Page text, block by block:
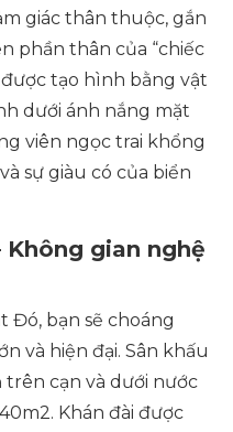
giác thân thuộc, gắn
phần thân của “chiếc
tạo hình bằng vật
dưới ánh nắng mặt
viên ngọc trai khổng
sự giàu có của biển
gian nghệ
Đó, bạn sẽ choáng
và hiện đại. Sân khấu
trên cạn và dưới nước
Khán đài được